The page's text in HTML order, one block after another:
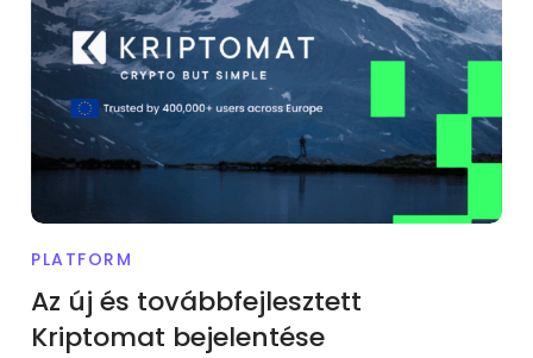
PLATFORM
Az új és továbbfejlesztett
Kriptomat bejelentése